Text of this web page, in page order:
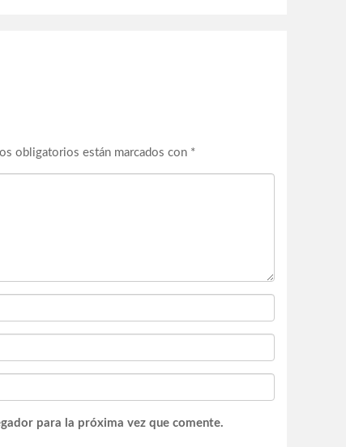
obligatorios están marcados con *
para la próxima vez que comente.